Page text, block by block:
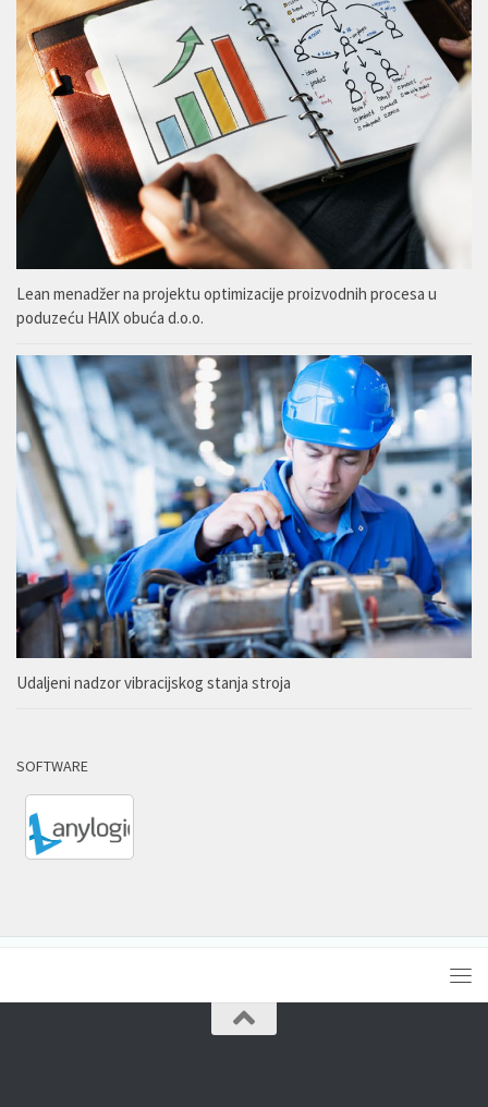
Lean menadžer na projektu optimizacije proizvodnih procesa u
poduzeću HAIX obuća d.o.o.
Udaljeni nadzor vibracijskog stanja stroja
SOFTWARE